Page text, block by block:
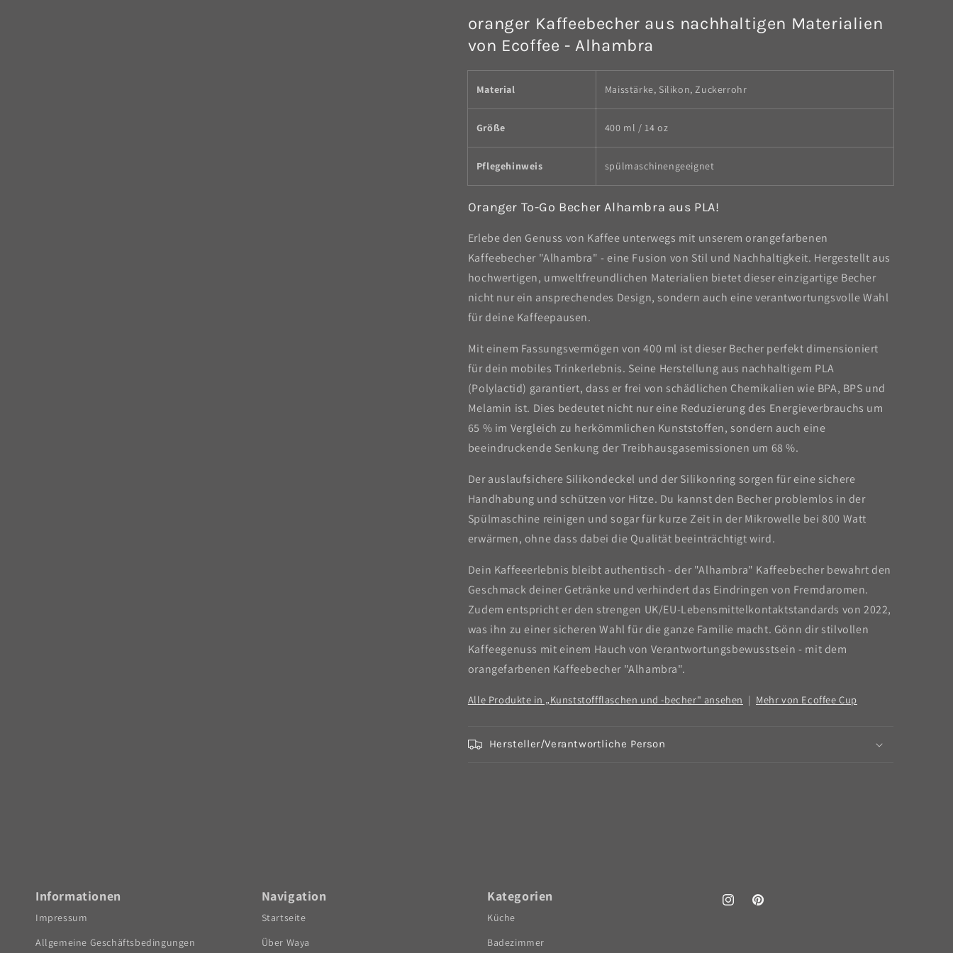
oranger Kaffeebecher aus nachhaltigen Materialien
von Ecoffee - Alhambra
Material Maisstärke, Silikon, Zuckerrohr
Größe 400 ml / 14 oz
Pflegehinweis spülmaschinengeeignet
Oranger To-Go Becher Alhambra aus PLA!
Erlebe den Genuss von Kaffee unterwegs mit unserem orangefarbenen
Kaffeebecher "Alhambra" - eine Fusion von Stil und Nachhaltigkeit. Hergestellt aus
hochwertigen, umweltfreundlichen Materialien bietet dieser einzigartige Becher
nicht nur ein ansprechendes Design, sondern auch eine verantwortungsvolle Wahl
für deine Kaffeepausen.
Mit einem Fassungsvermögen von 400 ml ist dieser Becher perfekt dimensioniert
für dein mobiles Trinkerlebnis. Seine Herstellung aus nachhaltigem PLA
(Polylactid) garantiert, dass er frei von schädlichen Chemikalien wie BPA, BPS und
Melamin ist. Dies bedeutet nicht nur eine Reduzierung des Energieverbrauchs um
65 % im Vergleich zu herkömmlichen Kunststoffen, sondern auch eine
beeindruckende Senkung der Treibhausgasemissionen um 68 %.
Der auslaufsichere Silikondeckel und der Silikonring sorgen für eine sichere
Handhabung und schützen vor Hitze. Du kannst den Becher problemlos in der
Spülmaschine reinigen und sogar für kurze Zeit in der Mikrowelle bei 800 Watt
erwärmen, ohne dass dabei die Qualität beeinträchtigt wird.
Dein Kaffeeerlebnis bleibt authentisch - der "Alhambra" Kaffeebecher bewahrt den
Geschmack deiner Getränke und verhindert das Eindringen von Fremdaromen.
Zudem entspricht er den strengen UK/EU-Lebensmittelkontaktstandards von 2022,
was ihn zu einer sicheren Wahl für die ganze Familie macht. Gönn dir stilvollen
Kaffeegenuss mit einem Hauch von Verantwortungsbewusstsein - mit dem
orangefarbenen Kaffeebecher "Alhambra".
Alle Produkte in „Kunststoffflaschen und -becher" ansehen | Mehr von Ecoffee Cup
Hersteller/Verantwortliche Person
Informationen
Impressum
Allgemeine Geschäftsbedingungen
Navigation
Startseite
Über Waya
Kategorien
Küche
Badezimmer
InstagramPinterest